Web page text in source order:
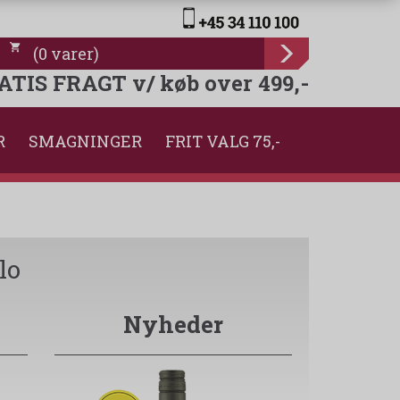
(0 varer)
FRAGT v/ køb over 499,-
SMAGNINGER FRIT VALG 75,-
Nyheder